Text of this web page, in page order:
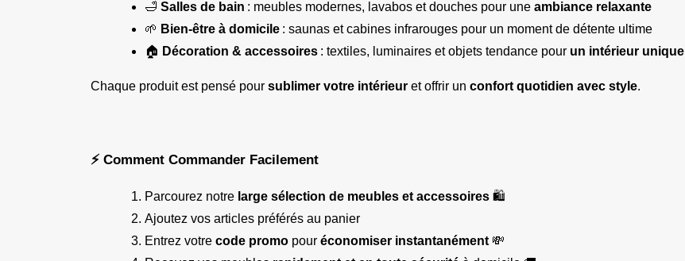
🛁 Salles de bain : meubles modernes, lavabos et douches pour une ambiance relaxante
🌱 Bien-être à domicile : saunas et cabines infrarouges pour un moment de détente ultime
🏠 Décoration & accessoires : textiles, luminaires et objets tendance pour un intérieur unique
Chaque produit est pensé pour sublimer votre intérieur et offrir un confort quotidien avec style.
⚡ Comment Commander Facilement
Parcourez notre large sélection de meubles et accessoires 🛍️
Ajoutez vos articles préférés au panier
Entrez votre code promo pour économiser instantanément 💸